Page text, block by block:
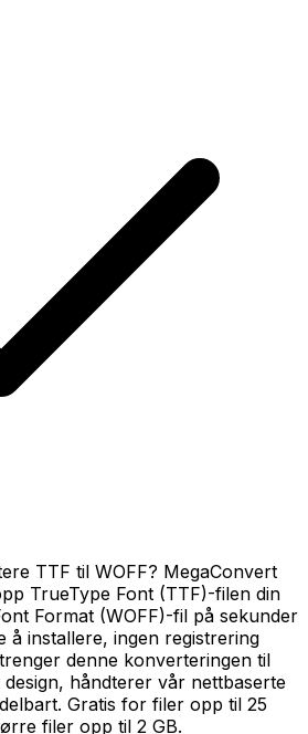
TTF til WOFF? MegaConvert
TrueType Font (TTF)-filen din
Format (WOFF)-fil på sekunder
installere, ingen registrering
denne konverteringen til
håndterer vår nettbaserte
Gratis for filer opp til 25
filer opp til 2 GB.